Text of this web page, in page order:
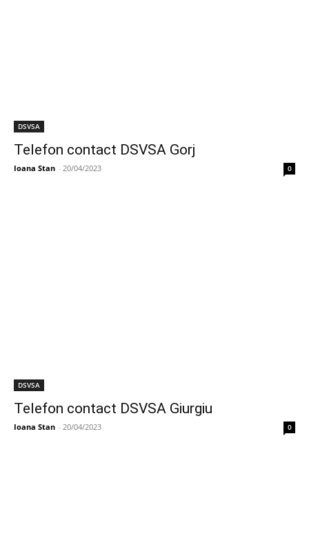
DSVSA
Telefon contact DSVSA Gorj
Ioana Stan - 20/04/2023 0
DSVSA
Telefon contact DSVSA Giurgiu
Ioana Stan - 20/04/2023 0